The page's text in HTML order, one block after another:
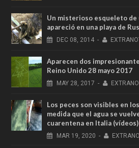
Un misterioso esqueleto
apareció en una playa de
DEC 08, 2014 -
Aparecen dos
Reino Unido 28 mayo 2017
MAY 28, 2017 -
Los peces son visibles en
medida que el agua se
cuarentena en Italia (vídeos)
MAR 19, 2020 -